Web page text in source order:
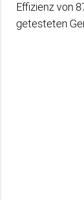
Effizienz von
getesteten